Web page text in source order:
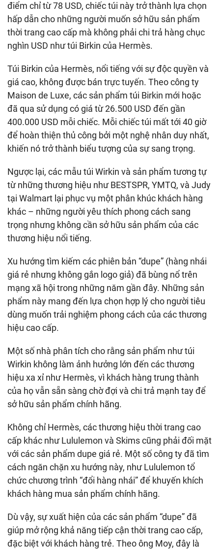
điểm chỉ từ 78 USD, chiếc túi này trở thành lựa chọn
hấp dẫn cho những người muốn sở hữu sản phẩm
thời trang cao cấp mà không phải chi trả hàng chục
nghìn USD như túi Birkin của Hermès.
Túi Birkin của Hermès, nổi tiếng với sự độc quyền và
giá cao, không được bán trực tuyến. Theo công ty
Maison de Luxe, các sản phẩm túi Birkin mới hoặc
đã qua sử dụng có giá từ 26.500 USD đến gần
400.000 USD mỗi chiếc. Mỗi chiếc túi mất tới 40 giờ
để hoàn thiện thủ công bởi một nghệ nhân duy nhất,
khiến nó trở thành biểu tượng của sự sang trọng.
Ngược lại, các mẫu túi Wirkin và sản phẩm tương tự
từ những thương hiệu như BESTSPR, YMTQ, và Judy
tại Walmart lại phục vụ một phân khúc khách hàng
khác – những người yêu thích phong cách sang
trọng nhưng không cần sở hữu sản phẩm của các
thương hiệu nổi tiếng.
Xu hướng tìm kiếm các phiên bản “dupe” (hàng nhái
giá rẻ nhưng không gắn logo giả) đã bùng nổ trên
mạng xã hội trong những năm gần đây. Những sản
phẩm này mang đến lựa chọn hợp lý cho người tiêu
dùng muốn trải nghiệm phong cách của các thương
hiệu cao cấp.
Một số nhà phân tích cho rằng sản phẩm như túi
Wirkin không làm ảnh hưởng lớn đến các thương
hiệu xa xỉ như Hermès, vì khách hàng trung thành
của họ vẫn sẵn sàng chờ đợi và chi trả mạnh tay để
sở hữu sản phẩm chính hãng.
Không chỉ Hermès, các thương hiệu thời trang cao
cấp khác như Lululemon và Skims cũng phải đối mặt
với các sản phẩm dupe giá rẻ. Một số công ty đã tìm
cách ngăn chặn xu hướng này, như Lululemon tổ
chức chương trình “đổi hàng nhái” để khuyến khích
khách hàng mua sản phẩm chính hãng.
Dù vậy, sự xuất hiện của các sản phẩm “dupe” đã
giúp mở rộng khả năng tiếp cận thời trang cao cấp,
đặc biệt với khách hàng trẻ. Theo ông Moy, đây là